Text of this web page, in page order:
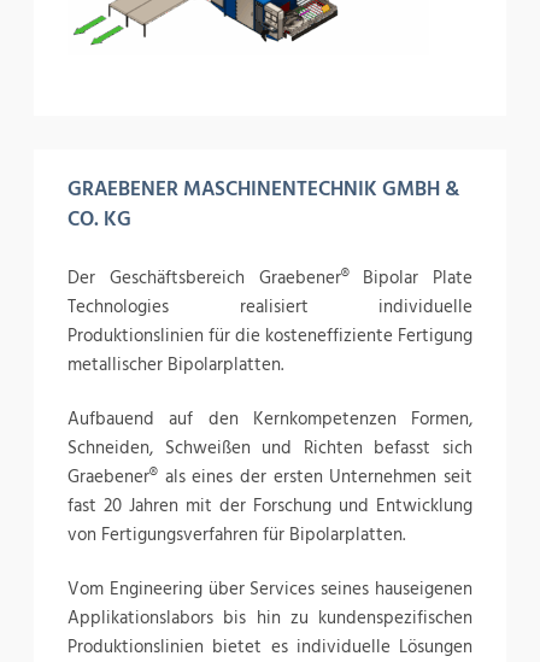
GRAEBENER MASCHINENTECHNIK GMBH &
CO. KG
Der Geschäftsbereich Graebener® Bipolar Plate
Technologies realisiert individuelle
Produktionslinien für die kosteneffiziente Fertigung
metallischer Bipolarplatten.
Aufbauend auf den Kernkompetenzen Formen,
Schneiden, Schweißen und Richten befasst sich
Graebener® als eines der ersten Unternehmen seit
fast 20 Jahren mit der Forschung und Entwicklung
von Fertigungsverfahren für Bipolarplatten.
Vom Engineering über Services seines hauseigenen
Applikationslabors bis hin zu kundenspezifischen
Produktionslinien bietet es individuelle Lösungen